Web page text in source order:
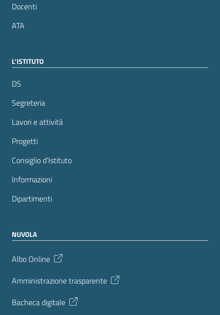
Docenti
ATA
L’ISTITUTO
DS
Segreteria
Lavori e attività
Progetti
Consiglio d’Istituto
Informazioni
Dipartimenti
NUVOLA
Albo Online
Amministrazione trasparente
Bacheca digitale